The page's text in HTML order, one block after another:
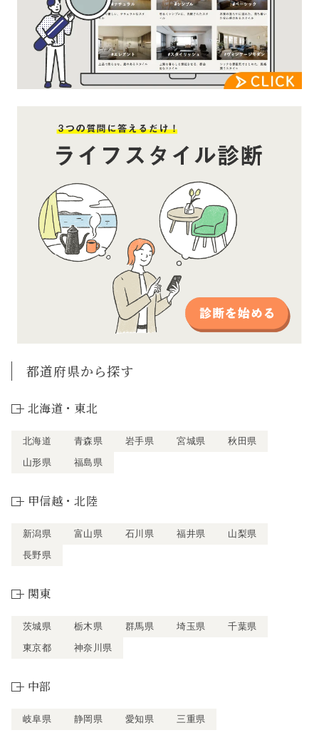
都道府県から探す
北海道・東北
北海道 青森県 岩手県 宮城県
秋田県
山形県
福島県
甲信越・北陸
新潟県 富山県 石川県 福井県
山梨県
長野県
関東
茨城県 栃木県 群馬県 埼玉県
千葉県
東京都
神奈川県
中部
岐阜県 静岡県 愛知県 三重県